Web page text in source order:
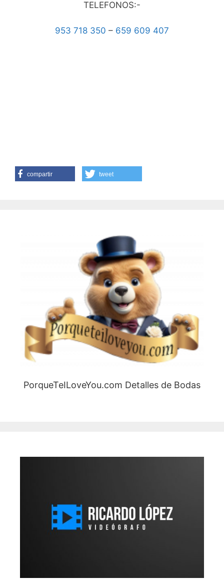
TELEFONOS:-
953 718 350 – 659 609 407
compartir tweet
PorqueTeILoveYou.com Detalles de Bodas